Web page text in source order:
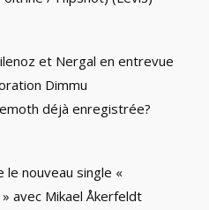
et Nergal en entrevue
Dimmu
déjà enregistrée?
le nouveau single «
avec Mikael Åkerfeldt